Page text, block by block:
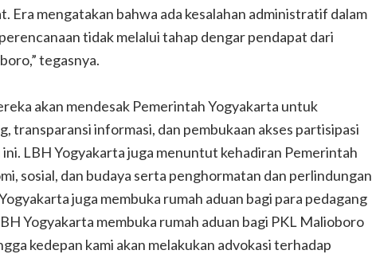
Era mengatakan bahwa ada kesalahan administratif dalam
tidak melalui tahap dengar pendapat dari
tegasnya.
akan mendesak Pemerintah Yogyakarta untuk
transparansi informasi, dan pembukaan akses partisipasi
LBH Yogyakarta juga menuntut kehadiran Pemerintah
sosial, dan budaya serta penghormatan dan perlindungan
juga membuka rumah aduan bagi para pedagang
Yogyakarta membuka rumah aduan bagi PKL Malioboro
kedepan kami akan melakukan advokasi terhadap